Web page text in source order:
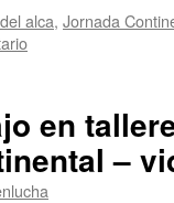
alca, Jornada
en
–